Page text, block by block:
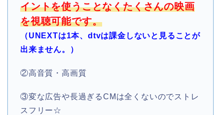
イントを使うことなくたくさんの映画
を視聴可能です。
（UNEXTは1本、dtvは課金しないと見ることが
出来ません。）
②高音質・高画質
③変な広告や長過ぎるCMは全くないのでストレ
スフリー☆